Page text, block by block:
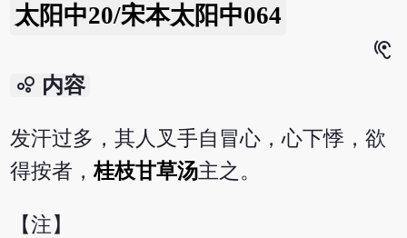
太阳中20/宋本太阳中064
hearing
bubble_chart 内容
发汗过多，其人叉手自冒心，心下悸，欲
得按者，桂枝甘草汤主之。
【注】